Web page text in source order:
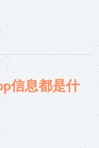
信息都是什